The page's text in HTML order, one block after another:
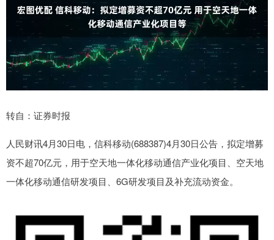
转自：证券时报
人民财讯4月30日电，信科移动(688387)4月30日公告，拟定增募
资不超70亿元，用于空天地一体化移动通信产业化项目、空天地
一体化移动通信研发项目、6G研发项目及补充流动资金。